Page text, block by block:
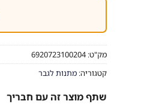
מק"ט:6920723100204
קטגוריה: מתנות לגבר
שתף מוצר זה עם חבריך